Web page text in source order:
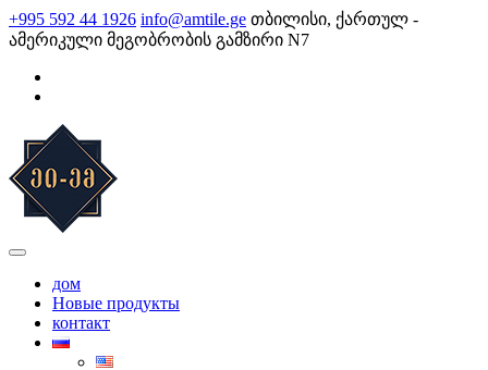
Skip
to
content
+995 592 44 1926 info@amtile.ge თბილისი, ქართულ -
ამერიკული მეგობრობის გამზირი N7
дом
Новые продукты
контакт